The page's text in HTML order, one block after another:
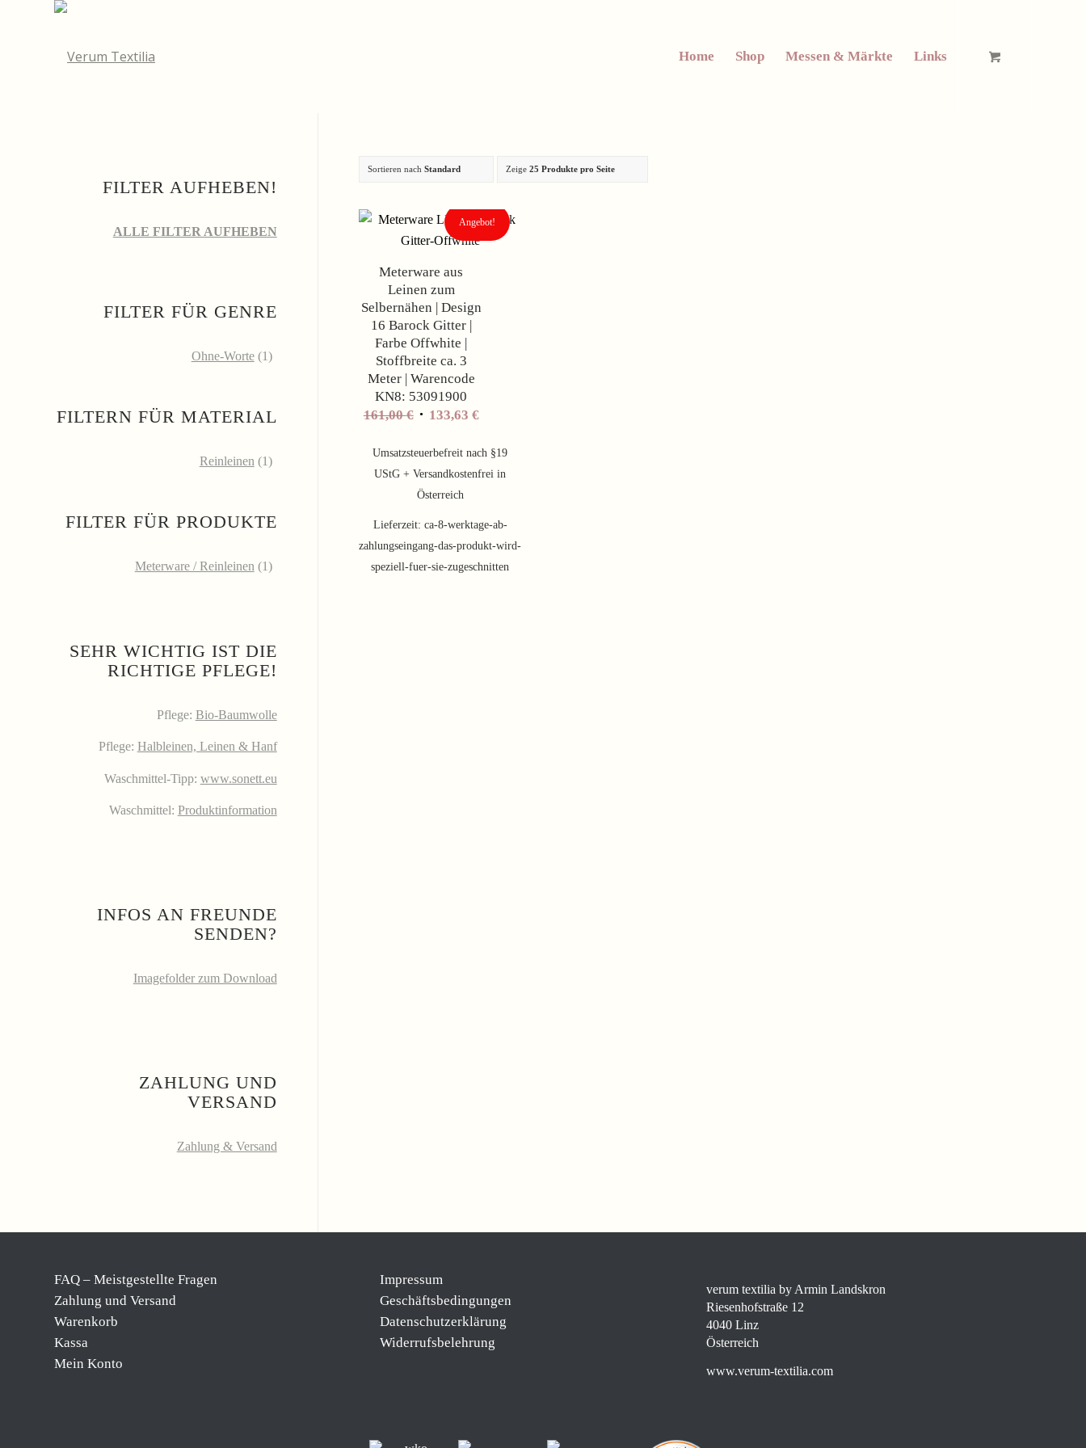
Home Shop Messen & Märkte Links
Sortieren nach Standard Zeige 25 Produkte pro Seite
Meterware aus
Leinen zum
Selbernähen | Design
16 Barock Gitter |
Farbe Offwhite |
Stoffbreite ca. 3
Meter | Warencode
KN8: 53091900
161,00€ Ursprünglicher
war:
161,00 €
133,63 €Aktueller
ist:
133,63 €.
Angebot!
Umsatzsteuerbefreit nach §19
UStG + Versandkostenfrei in
Österreich
Lieferzeit: ca-8-werktage-ab-
zahlungseingang-das-produkt-wird-
speziell-fuer-sie-zugeschnitten
FILTER AUFHEBEN!
ALLE FILTER AUFHEBEN
FILTER FÜR GENRE
Ohne-Worte (1)
FILTERN FÜR MATERIAL
Reinleinen (1)
FILTER FÜR PRODUKTE
Meterware / Reinleinen (1)
SEHR WICHTIG IST DIE
RICHTIGE PFLEGE!
Pflege: Bio-Baumwolle
Pflege: Halbleinen, Leinen & Hanf
Waschmittel-Tipp: www.sonett.eu
Waschmittel: Produktinformation
INFOS AN FREUNDE
SENDEN?
Imagefolder zum Download
ZAHLUNG UND
VERSAND
Zahlung & Versand
FAQ – Meistgestellte Fragen
Zahlung und Versand
Warenkorb
Kassa
Mein Konto
Impressum
Geschäftsbedingungen
Datenschutzerklärung
Widerrufsbelehrung
verum textilia by Armin Landskron
Riesenhofstraße 12
4040 Linz
Österreich
www.verum-textilia.com